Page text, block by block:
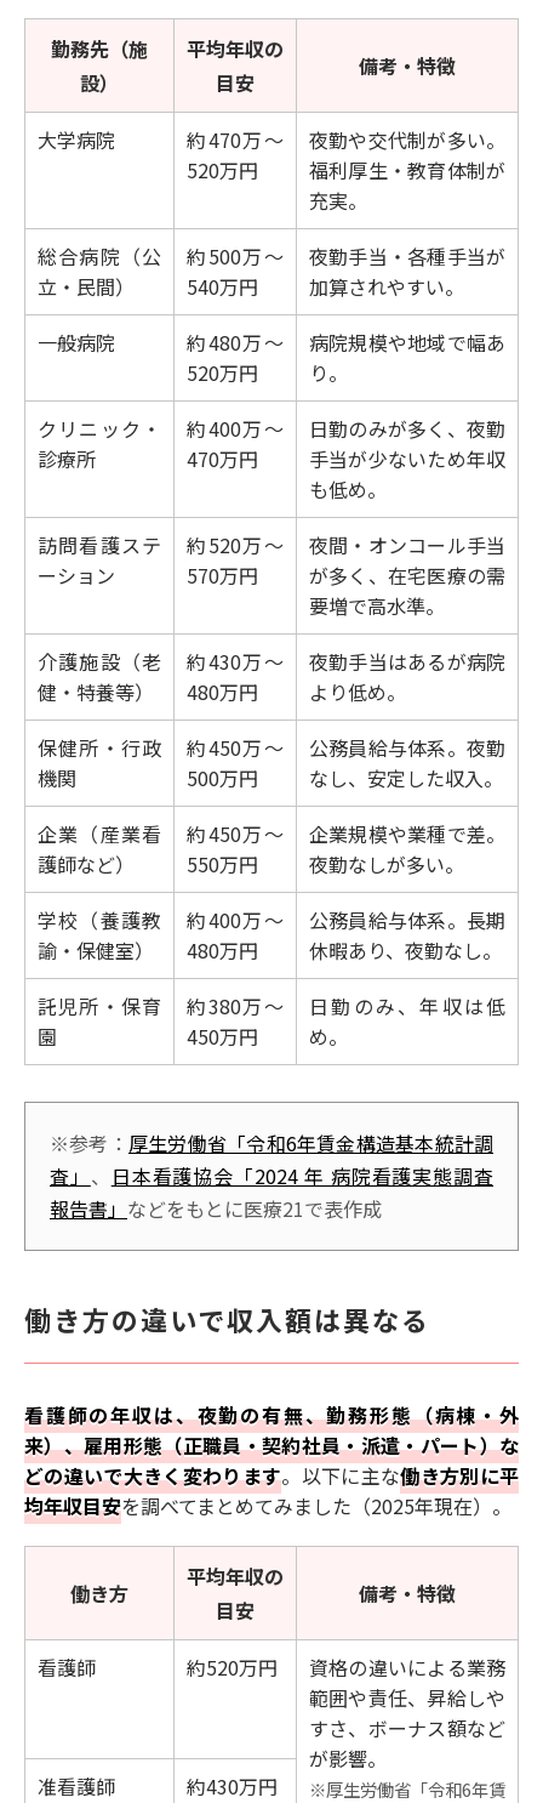
勤務先（施
設）
平均年収の
目安
備考・特徴
大学病院
約470万～
520万円
夜勤や交代制が多い。
福利厚生・教育体制が
充実。
総合病院（公
立・民間）
約500万～
540万円
夜勤手当・各種手当が
加算されやすい。
一般病院
約480万～
520万円
病院規模や地域で幅あ
り。
クリニック・
診療所
約400万～
470万円
日勤のみが多く、夜勤
手当が少ないため年収
も低め。
訪問看護ステ
ーション
約520万～
570万円
夜間・オンコール手当
が多く、在宅医療の需
要増で高水準。
介護施設（老
健・特養等）
約430万～
480万円
夜勤手当はあるが病院
より低め。
保健所・行政
機関
約450万～
500万円
公務員給与体系。夜勤
なし、安定した収入。
企業（産業看
護師など）
約450万～
550万円
企業規模や業種で差。
夜勤なしが多い。
学校（養護教
諭・保健室）
約400万～
480万円
公務員給与体系。長期
休暇あり、夜勤なし。
託児所・保育
園
約380万～
450万円
日勤のみ、年収は低
め。
※参考： 厚生労働省「令和6年賃金構造基本統計調
査」 、 日本看護協会「2024 年 病院看護実態調査
報告書」 などをもとに医療21で表作成
働き方の違いで収入額は異なる
看護師の年収は、夜勤の有無、勤務形態（病棟・外
来）、雇用形態（正職員・契約社員・派遣・パート）な
どの違いで大きく変わります。以下に主な働き方別に平
均年収目安を調べてまとめてみました（2025年現在）。
働き方
平均年収の
目安
備考・特徴
看護師 約520万円
資格の違いによる業務
範囲や責任、昇給しや
すさ、ボーナス額など
が影響。
※厚生労働省「令和6年賃
准看護師 約430万円